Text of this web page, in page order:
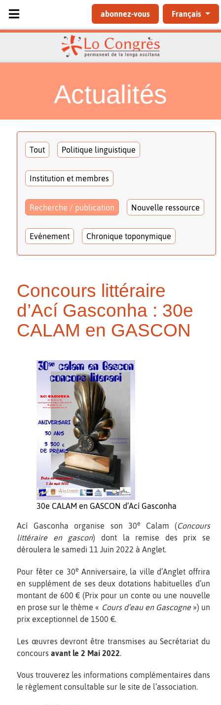
Sélectionnez votre langue
abonnez-vous Français
Actualités
Tout Politique linguistique
Institution et membres
Recherche / publication Nouvelle ressource
Evénement Chronique toponymique
Concours littéraire
d’Ací Gasconha : 30e
CALAM en GASCON
30e CALAM en GASCON d’Ací Gasconha
Ací Gasconha organise son 30e Calam (Concours
littéraire en gascon) dont la remise des prix se
déroulera le samedi 11 Juin 2022 à Anglet.
Pour fêter ce 30eAnniversaire, la ville d’Anglet offrira
en supplément de ses deux dotations habituelles d’un
montant de 600 € (Prix pour un conte ou une nouvelle
en prose sur le thème « Cours d’eau en Gascogne») un
prix exceptionnel de 1500 €.
Les œuvres devront être transmises au Secrétariat du
concours avant le 2 Mai 2022.
Vous trouverez les informations complémentaires dans
le règlement consultable sur le site de l’association.